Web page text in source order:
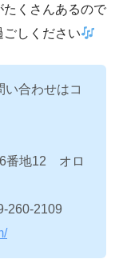
くさんあるので
しください
い合わせはコ
6番地12 オロ
260-2109